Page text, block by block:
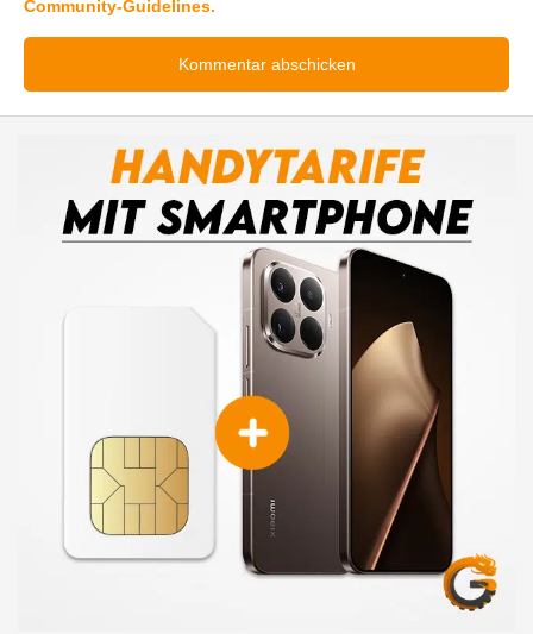
Community-Guidelines.